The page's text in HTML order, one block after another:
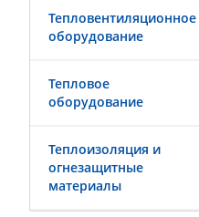
Тепловентиляционное
оборудование
Тепловое
оборудование
Теплоизоляция и
огнезащитные
материалы